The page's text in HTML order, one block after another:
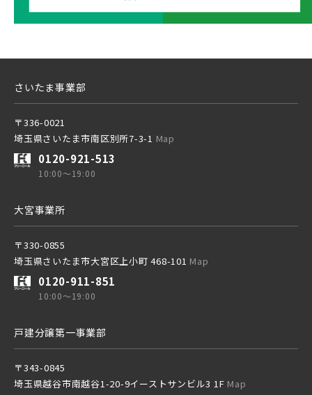
さいたま事業部
〒336-0021
埼玉県さいたま市南区別所7-3-1 Map
0120-921-513
10:00～19:00
大宮事業所
〒330-0855
埼玉県さいたま市大宮区上小町 468-101 Map
0120-911-851
10:00～19:00
戸建分譲第一事業部
〒343-0845
埼玉県越谷市南越谷1-20-9イーストサンビル3 1F Map